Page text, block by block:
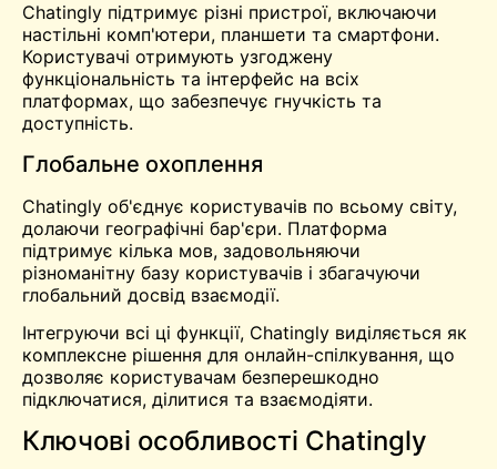
Chatingly підтримує різні пристрої, включаючи
настільні комп'ютери, планшети та смартфони.
Користувачі отримують узгоджену
функціональність та інтерфейс на всіх
платформах, що забезпечує гнучкість та
доступність.
Глобальне охоплення
Chatingly об'єднує користувачів по всьому світу,
долаючи географічні бар'єри. Платформа
підтримує кілька мов, задовольняючи
різноманітну базу користувачів і збагачуючи
глобальний досвід взаємодії.
Інтегруючи всі ці функції, Chatingly виділяється як
комплексне рішення для онлайн-спілкування, що
дозволяє користувачам безперешкодно
підключатися, ділитися та взаємодіяти.
Ключові особливості Chatingly